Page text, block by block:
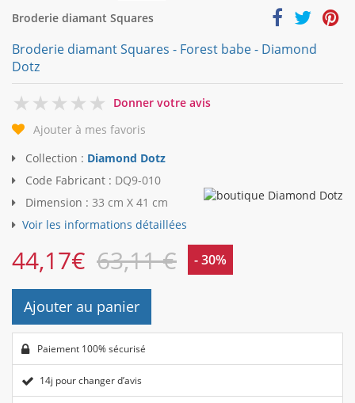
Broderie diamant Squares
Broderie diamant Squares - Forest babe - Diamond
Dotz
0
Donner votre avis
Ajouter à mes favoris
Collection : Diamond Dotz
Code Fabricant : DQ9-010
Dimension : 33 cm X 41 cm
Voir les informations détaillées
44,17€ 63,11 € - 30%
Ajouter au panier
Paiement 100% sécurisé
14j pour changer d’avis